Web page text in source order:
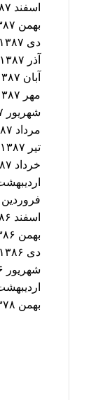
اسفند ۱۳۸۷
بهمن ۱۳۸۷
دی ۱۳۸۷
آذر ۱۳۸۷
آبان ۱۳۸۷
مهر ۱۳۸۷
شهریور ۱۳۸۷
مرداد ۱۳۸۷
تیر ۱۳۸۷
خرداد ۱۳۸۷
اردیبهشت
فروردین ۱۳۸۷
اسفند ۱۳۸۶
بهمن ۱۳۸۶
دی ۱۳۸۶
شهریور ۱۳۸۶
اردیبهشت
بهمن ۱۳۷۸